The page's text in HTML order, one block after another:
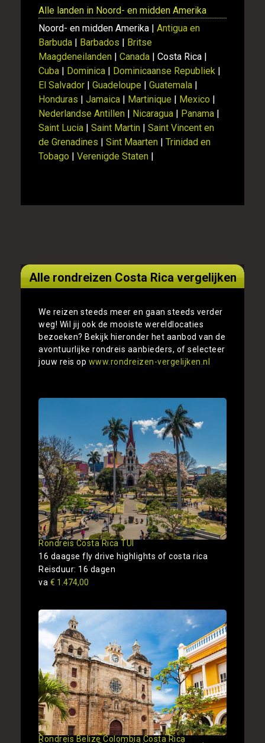
Alle landen in Noord- en midden Amerika
Noord- en midden Amerika | Antigua en
Barbuda | Barbados | Britse
Maagdeneilanden | Canada | Costa Rica |
Cuba | Dominica | Dominicaanse Republiek |
El Salvador | Guadeloupe | Guatemala |
Honduras | Jamaica | Martinique | Mexico |
Nederlandse Antillen | Nicaragua | Panama |
Saint Lucia | Saint Martin | Saint Vincent en
de Grenadines | Sint Maarten | Trinidad en
Tobago | Verenigde Staten |
Alle rondreizen Costa Rica vergelijken
We reizen steeds meer en gaan steeds verder
weg! Wil jij ook de mooiste wereldlocaties
bezoeken? Bekijk hieronder het aanbod van de
avontuurlijke rondreis aanbieders, of selecteer
jouw reis op www.rondreizen-vergelijken.nl
Rondreis Costa Rica TUI
16 daagse fly drive highlights of costa rica
Reisduur: 16 dagen
va € 1.474,00
Rondreis Belize Colombia Costa Rica